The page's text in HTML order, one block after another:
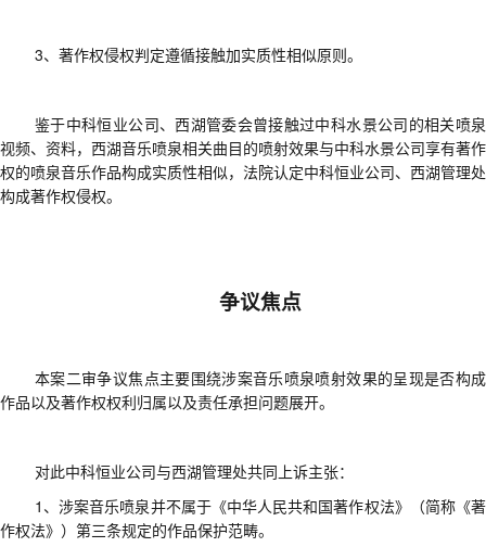
3、著作权侵权判定遵循接触加实质性相似原则。
鉴于中科恒业公司、西湖管委会曾接触过中科水景公司的相关喷泉
视频、资料，西湖音乐喷泉相关曲目的喷射效果与中科水景公司享有著作
权的喷泉音乐作品构成实质性相似，法院认定中科恒业公司、西湖管理处
构成著作权侵权。
争议焦点
本案二审争议焦点主要围绕涉案音乐喷泉喷射效果的呈现是否构成
作品以及著作权权利归属以及责任承担问题展开。
对此中科恒业公司与西湖管理处共同上诉主张：
1、涉案音乐喷泉并不属于《中华人民共和国著作权法》（简称《著
作权法》）第三条规定的作品保护范畴。